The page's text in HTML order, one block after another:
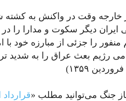
وقت در واکنش به کشته
ایران دیگر سکوت و مدارا را
منفور را جزئی از مبارزه خود با
رژیم بعث عراق را به شدید
جنگ می‌توانید مطلب «